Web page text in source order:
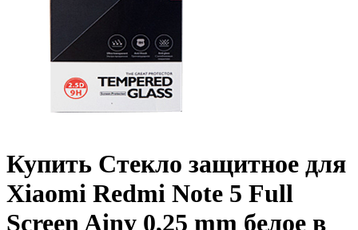
Купить Стекло защитное для
Xiaomi Redmi Note 5 Full
Screen Ainy 0,25 mm белое в